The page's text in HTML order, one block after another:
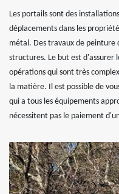
Les portails sont des
déplacements dans les
métal. Des travaux de peinture
structures. Le but est d'assurer
opérations qui sont très
la matière. Il est possible de
qui a tous les équipements
nécessitent pas le paiement